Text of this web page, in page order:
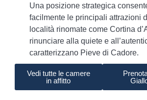
Una posizione strategica
facilmente le principali attrazioni
località rinomate come Cortina
rinunciare alla quiete e
caratterizzano Pieve di Cadore.
Vedi tutte le camere
in affitto